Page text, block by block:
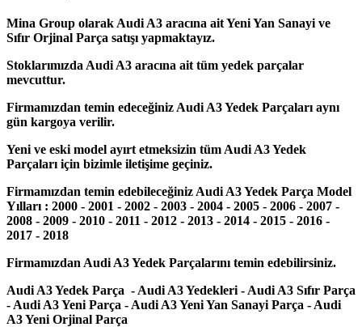
Mina Group olarak Audi A3 aracına ait Yeni Yan Sanayi ve
Sıfır Orjinal Parça satışı yapmaktayız.
Stoklarımızda Audi A3 aracına ait tüm yedek parçalar
mevcuttur.
Firmamızdan temin edeceğiniz Audi A3 Yedek Parçaları aynı
gün kargoya verilir.
Yeni ve eski model ayırt etmeksizin tüm Audi A3 Yedek
Parçaları için bizimle iletişime geçiniz.
Firmamızdan temin edebileceğiniz Audi A3 Yedek Parça Model
Yılları : 2000 - 2001 - 2002 - 2003 - 2004 - 2005 - 2006 - 2007 -
2008 - 2009 - 2010 - 2011 - 2012 - 2013 - 2014 - 2015 - 2016 -
2017 - 2018
Firmamızdan Audi A3 Yedek Parçalarını temin edebilirsiniz.
Audi A3 Yedek Parça - Audi A3 Yedekleri - Audi A3 Sıfır Parça
- Audi A3 Yeni Parça - Audi A3 Yeni Yan Sanayi Parça - Audi
A3 Yeni Orjinal Parça